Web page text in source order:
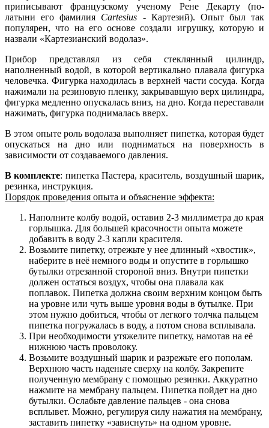
приписывают французскому ученому Рене Декарту (по-
латыни его фамилия Cartesius - Картезий). Опыт был так
популярен, что на его основе создали игрушку, которую и
назвали «Картезианский водолаз».
Прибор представлял из себя стеклянный цилиндр,
наполненный водой, в которой вертикально плавала фигурка
человечка. Фигурка находилась в верхней части сосуда. Когда
нажимали на резиновую пленку, закрывавшую верх цилиндра,
фигурка медленно опускалась вниз, на дно. Когда переставали
нажимать, фигурка поднималась вверх.
В этом опыте роль водолаза выполняет пипетка, которая будет
опускаться на дно или подниматься на поверхность в
зависимости от создаваемого давления.
В комплекте: пипетка Пастера, краситель, воздушный шарик,
резинка, инструкция.
Порядок проведения опыта и объяснение эффекта:
Наполните колбу водой, оставив 2-3 миллиметра до края
горлышка. Для большей красочности опыта можете
добавить в воду 2-3 капли красителя.
Возьмите пипетку, отрежьте у нее длинный «хвостик»,
наберите в неё немного воды и опустите в горлышко
бутылки отрезанной стороной вниз. Внутри пипетки
должен остаться воздух, чтобы она плавала как
поплавок. Пипетка должна своим верхним концом быть
на уровне или чуть выше уровня воды в бутылке. При
этом нужно добиться, чтобы от легкого толчка пальцем
пипетка погружалась в воду, а потом снова всплывала.
При необходимости утяжелите пипетку, намотав на её
нижнюю часть проволоку.
Возьмите воздушный шарик и разрежьте его пополам.
Верхнюю часть наденьте сверху на колбу. Закрепите
полученную мембрану с помощью резинки. Аккуратно
нажмите на мембрану пальцем. Пипетка пойдет на дно
бутылки. Ослабьте давление пальцев - она снова
всплывет. Можно, регулируя силу нажатия на мембрану,
заставить пипетку «зависнуть» на одном уровне.